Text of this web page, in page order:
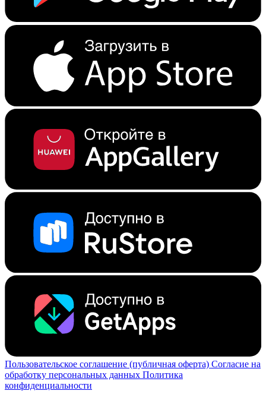
Пользовательское соглашение (публичная оферта) Согласие на
обработку персональных данных Политика
конфиденциальности